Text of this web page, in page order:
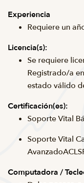
Experiencia
Requiere un
Licencia(s):
Se requiere
Registrado/a
estado válido
Certificación(es):
Soporte Vital
Soporte Vital
AvanzadoACLS
Computadora /